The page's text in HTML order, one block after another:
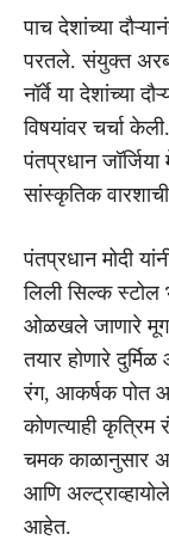
पाच देशांच्या
परतले. संयुक्त
नॉर्वे या देशांच्या
विषयांवर चर्चा
पंतप्रधान
सांस्कृतिक
पंतप्रधान मोदी
लिली सिल्क स्टोल
ओळखले जाणारे
तयार होणारे
रंग, आकर्षक पोत
कोणत्याही कृत्रिम
चमक काळानुसार
आणि
आहेत.